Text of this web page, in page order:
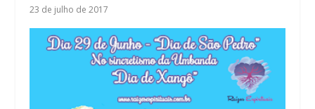
23 de julho de 2017